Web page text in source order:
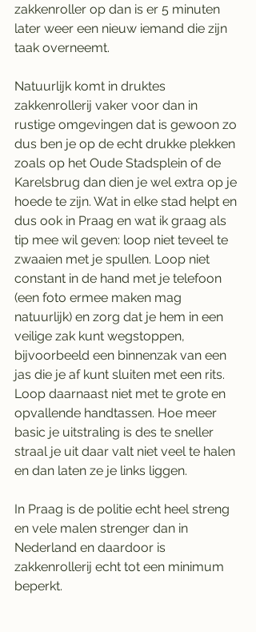
zakkenroller op dan is er 5 minuten
later weer een nieuw iemand die zijn
taak overneemt.
Natuurlijk komt in druktes
zakkenrollerij vaker voor dan in
rustige omgevingen dat is gewoon zo
dus ben je op de echt drukke plekken
zoals op het Oude Stadsplein of de
Karelsbrug dan dien je wel extra op je
hoede te zijn. Wat in elke stad helpt en
dus ook in Praag en wat ik graag als
tip mee wil geven: loop niet teveel te
zwaaien met je spullen. Loop niet
constant in de hand met je telefoon
(een foto ermee maken mag
natuurlijk) en zorg dat je hem in een
veilige zak kunt wegstoppen,
bijvoorbeeld een binnenzak van een
jas die je af kunt sluiten met een rits.
Loop daarnaast niet met te grote en
opvallende handtassen. Hoe meer
basic je uitstraling is des te sneller
straal je uit daar valt niet veel te halen
en dan laten ze je links liggen.
In Praag is de politie echt heel streng
en vele malen strenger dan in
Nederland en daardoor is
zakkenrollerij echt tot een minimum
beperkt.